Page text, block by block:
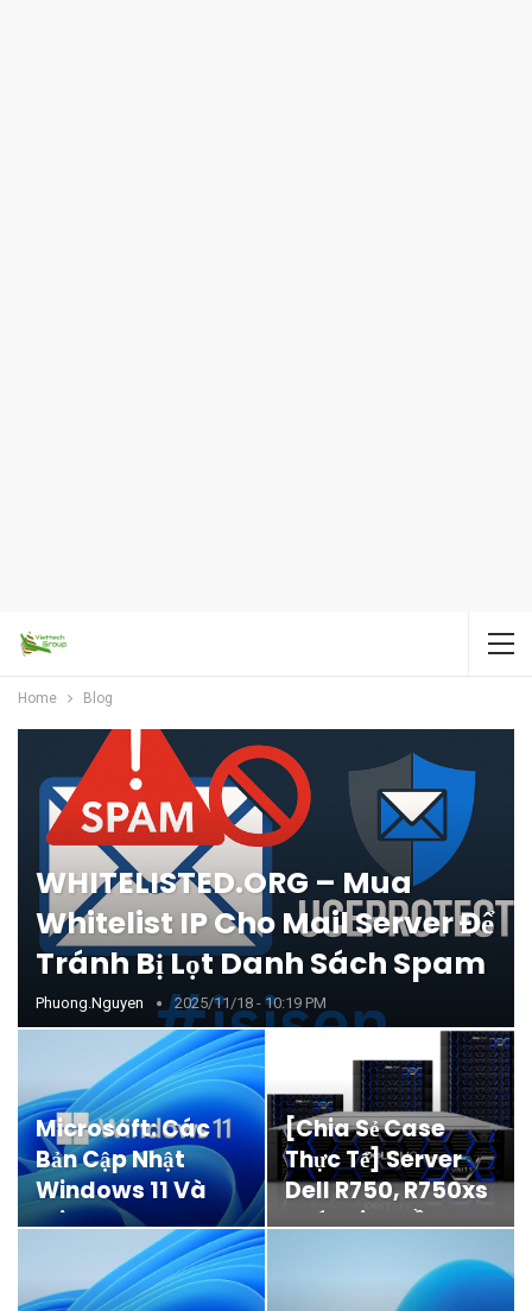
Home Blog
WHITELISTED.ORG – Mua
Whitelist IP Cho Mail Server Để
Tránh Bị Lọt Danh Sách Spam
Phuong.nguyen 2025/11/18 - 10:19 PM
Microsoft: Các
Bản Cập Nhật
Windows 11 Và
Windows Server
2025 Có Thể…
[Chia Sẻ Case
Thực Tế] Server
Dell R750, R750xs
Phát Tiếng Ồn Lớn